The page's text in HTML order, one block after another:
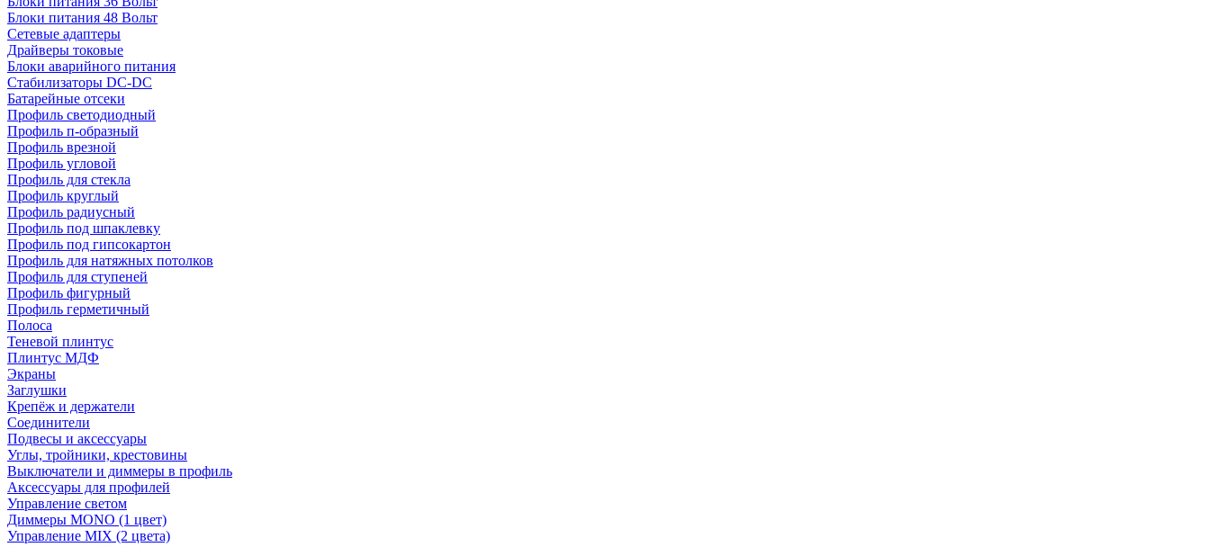
Блоки питания 48 Вольт
Сетевые адаптеры
Драйверы токовые
Блоки аварийного питания
Стабилизаторы DC-DC
Батарейные отсеки
Профиль светодиодный
Профиль п-образный
Профиль врезной
Профиль угловой
Профиль для стекла
Профиль круглый
Профиль радиусный
Профиль под шпаклевку
Профиль под гипсокартон
Профиль для натяжных потолков
Профиль для ступеней
Профиль фигурный
Профиль герметичный
Полоса
Теневой плинтус
Плинтус МДФ
Экраны
Заглушки
Крепёж и держатели
Соединители
Подвесы и аксессуары
Углы, тройники, крестовины
Выключатели и диммеры в профиль
Аксессуары для профилей
Управление светом
Диммеры MONO (1 цвет)
Управление MIX (2 цвета)